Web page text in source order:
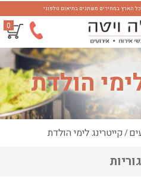
0
הולדת
/קייטרינג לימי הולדת